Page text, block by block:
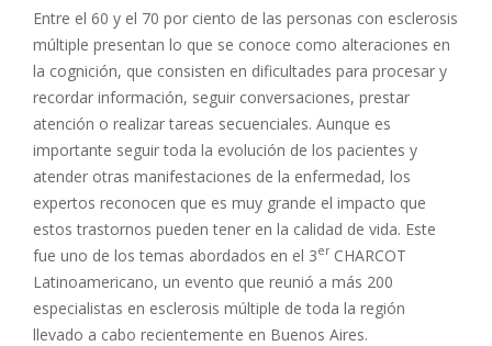
Entre el 60 y el 70 por ciento de las personas con esclerosis
múltiple presentan lo que se conoce como alteraciones en
la cognición, que consisten en dificultades para procesar y
recordar información, seguir conversaciones, prestar
atención o realizar tareas secuenciales. Aunque es
importante seguir toda la evolución de los pacientes y
atender otras manifestaciones de la enfermedad, los
expertos reconocen que es muy grande el impacto que
estos trastornos pueden tener en la calidad de vida. Este
fue uno de los temas abordados en el 3erCHARCOT
Latinoamericano, un evento que reunió a más 200
especialistas en esclerosis múltiple de toda la región
llevado a cabo recientemente en Buenos Aires.